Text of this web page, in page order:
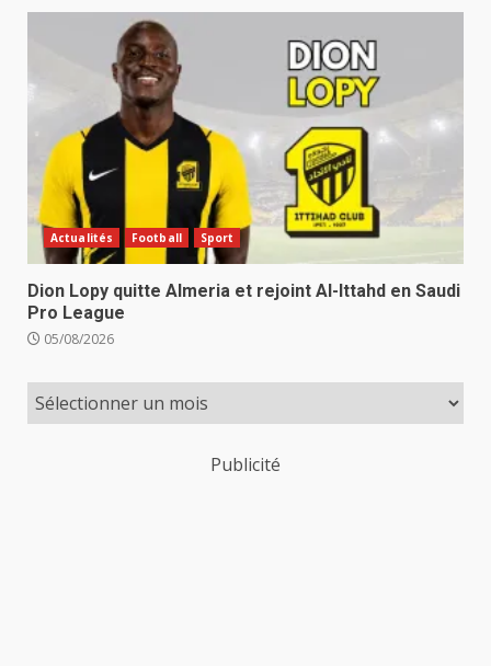
Actualités Football Sport
Dion Lopy quitte Almeria et rejoint Al-Ittahd en Saudi
Pro League
05/08/2026
Publicité